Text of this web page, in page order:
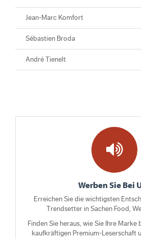
Jean-Marc Komfort
Sébastien Broda
André Tienelt
Werben Sie Bei
Erreichen Sie die wichtigsten
Trendsetter in Sachen Food,
Finden Sie heraus, wie Sie Ihre Marke
kaufkräftigen Premium-Leserschaft